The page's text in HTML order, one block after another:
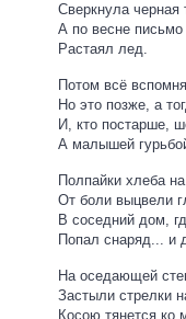
Сверкнула черная
А по весне
Растаял лед.
Потом всё
Но это позже, а
И, кто постарше,
А малышей
Полпайки хлеба
От боли выцвели
В соседний дом,
Попал снаряд... и
На оседающей
Застыли стрелки
Косою тянется ко